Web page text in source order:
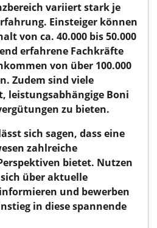
variiert stark je
Einsteiger können
von ca. 40.000 bis 50.000
erfahrene Fachkräfte
von über 100.000
Zudem sind viele
leistungsabhängige Boni
zu bieten.
sich sagen, dass eine
zahlreiche
bietet. Nutzen
über aktuelle
und bewerben
in diese spannende